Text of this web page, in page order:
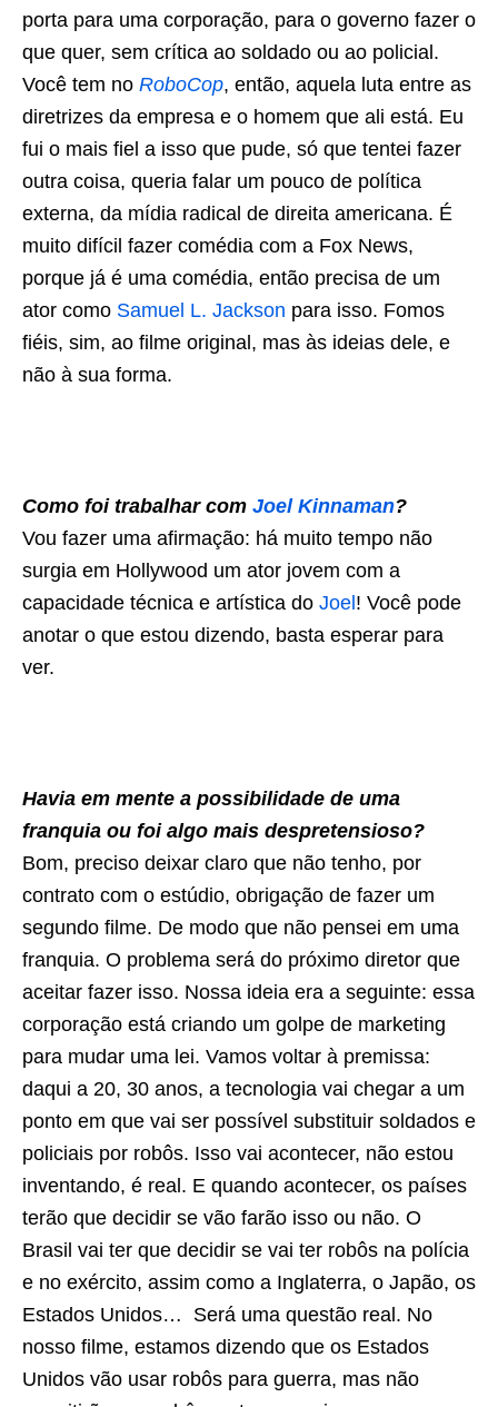
porta para uma corporação, para o governo fazer o
que quer, sem crítica ao soldado ou ao policial.
Você tem no RoboCop, então, aquela luta entre as
diretrizes da empresa e o homem que ali está. Eu
fui o mais fiel a isso que pude, só que tentei fazer
outra coisa, queria falar um pouco de política
externa, da mídia radical de direita americana. É
muito difícil fazer comédia com a Fox News,
porque já é uma comédia, então precisa de um
ator como Samuel L. Jackson para isso. Fomos
fiéis, sim, ao filme original, mas às ideias dele, e
não à sua forma.
Como foi trabalhar com Joel Kinnaman?
Vou fazer uma afirmação: há muito tempo não
surgia em Hollywood um ator jovem com a
capacidade técnica e artística do Joel! Você pode
anotar o que estou dizendo, basta esperar para
ver.
Havia em mente a possibilidade de uma
franquia ou foi algo mais despretensioso?
Bom, preciso deixar claro que não tenho, por
contrato com o estúdio, obrigação de fazer um
segundo filme. De modo que não pensei em uma
franquia. O problema será do próximo diretor que
aceitar fazer isso. Nossa ideia era a seguinte: essa
corporação está criando um golpe de marketing
para mudar uma lei. Vamos voltar à premissa:
daqui a 20, 30 anos, a tecnologia vai chegar a um
ponto em que vai ser possível substituir soldados e
policiais por robôs. Isso vai acontecer, não estou
inventando, é real. E quando acontecer, os países
terão que decidir se vão farão isso ou não. O
Brasil vai ter que decidir se vai ter robôs na polícia
e no exército, assim como a Inglaterra, o Japão, os
Estados Unidos… Será uma questão real. No
nosso filme, estamos dizendo que os Estados
Unidos vão usar robôs para guerra, mas não